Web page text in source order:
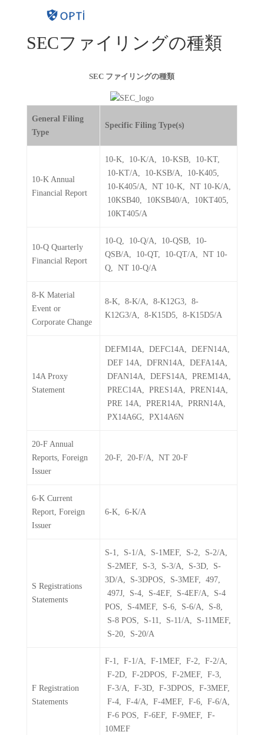
SECファイリングの種類
SEC ファイリングの種類
General Filing
Type
Specific Filing Type(s)
10-K Annual
Financial Report
10-K, 10-K/A, 10-KSB, 10-KT,
10-KT/A, 10-KSB/A, 10-K405,
10-K405/A, NT 10-K, NT 10-K/A,
10KSB40, 10KSB40/A, 10KT405,
10KT405/A
10-Q Quarterly
Financial Report
10-Q, 10-Q/A, 10-QSB, 10-
QSB/A, 10-QT, 10-QT/A, NT 10-
Q, NT 10-Q/A
8-K Material
Event or
Corporate Change
8-K, 8-K/A, 8-K12G3, 8-
K12G3/A, 8-K15D5, 8-K15D5/A
14A Proxy
Statement
DEFM14A, DEFC14A, DEFN14A,
DEF 14A, DFRN14A, DEFA14A,
DFAN14A, DEFS14A, PREM14A,
PREC14A, PRES14A, PREN14A,
PRE 14A, PRER14A, PRRN14A,
PX14A6G, PX14A6N
20-F Annual
Reports, Foreign
Issuer
20-F, 20-F/A, NT 20-F
6-K Current
Report, Foreign
Issuer
6-K, 6-K/A
S Registrations
Statements
S-1, S-1/A, S-1MEF, S-2, S-2/A,
S-2MEF, S-3, S-3/A, S-3D, S-
3D/A, S-3DPOS, S-3MEF, 497,
497J, S-4, S-4EF, S-4EF/A, S-4
POS, S-4MEF, S-6, S-6/A, S-8,
S-8 POS, S-11, S-11/A, S-11MEF,
S-20, S-20/A
F Registration
Statements
F-1, F-1/A, F-1MEF, F-2, F-2/A,
F-2D, F-2DPOS, F-2MEF, F-3,
F-3/A, F-3D, F-3DPOS, F-3MEF,
F-4, F-4/A, F-4MEF, F-6, F-6/A,
F-6 POS, F-6EF, F-9MEF, F-
10MEF